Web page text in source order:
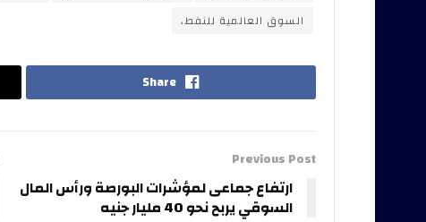
السوق العالمية للنفط،
Share
Previous Post
ارتفاع جماعى لمؤشرات البورصة ورأس المال
السوقي يربح نحو 40 مليار جنيه